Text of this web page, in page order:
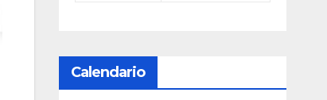
Calendario